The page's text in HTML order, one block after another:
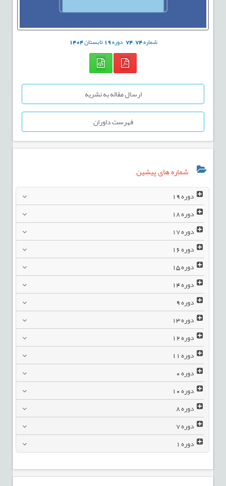
شماره74
,
74 دوره19تابستان1404
ارسال مقاله به نشریه
فهرست داوران
شماره های پیشین
دوره19
دوره18
دوره17
دوره16
دوره15
دوره14
دوره9
دوره13
دوره12
دوره11
دوره0
دوره10
دوره8
دوره7
دوره1